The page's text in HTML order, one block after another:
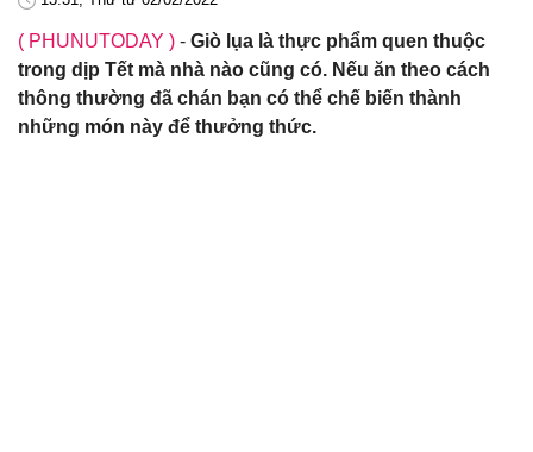
( PHUNUTODAY ) - Giò lụa là thực phẩm quen thuộc
trong dịp Tết mà nhà nào cũng có. Nếu ăn theo cách
thông thường đã chán bạn có thể chế biến thành
những món này để thưởng thức.